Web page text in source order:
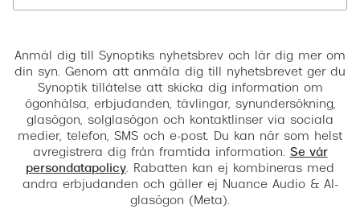
Anmäl dig till Synoptiks nyhetsbrev och lär dig mer om
din syn. Genom att anmäla dig till nyhetsbrevet ger du
Synoptik tillåtelse att skicka dig information om
ögonhälsa, erbjudanden, tävlingar, synundersökning,
glasögon, solglasögon och kontaktlinser via sociala
medier, telefon, SMS och e-post. Du kan när som helst
avregistrera dig från framtida information. Se vår
persondatapolicy. Rabatten kan ej kombineras med
andra erbjudanden och gäller ej Nuance Audio & AI-
glasögon (Meta).